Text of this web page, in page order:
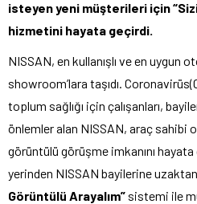
isteyen yeni müşterileri için
hizmetini hayata geçirdi.
NISSAN, en kullanışlı ve en uygun
showroom’lara taşıdı.
toplum sağlığı için çalışanları,
önlemler alan NISSAN, araç sahibi
görüntülü görüşme imkanını
yerinden NISSAN bayilerine
Görüntülü Arayalım” sistemi ile